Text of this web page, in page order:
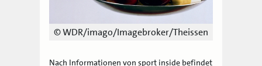
© WDR/imago/Imagebroker/Theissen
Nach Informationen von sport inside befindet